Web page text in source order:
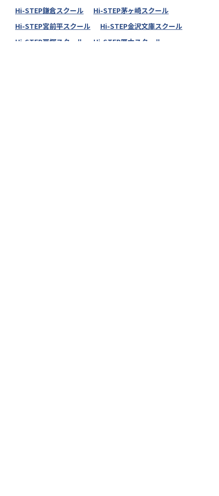
Hi-STEP鎌倉スクール
Hi-STEP茅ヶ崎スクール
Hi-STEP宮前平スクール
Hi-STEP金沢文庫スクール
Hi-STEP戸塚スクール
Hi-STEP厚木スクール